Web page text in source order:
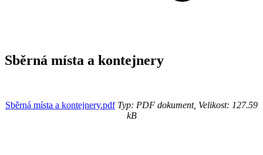
Sběrná místa a kontejnery
Sběrná místa a kontejnery.pdfTyp: PDF dokument, Velikost: 127.59
kB